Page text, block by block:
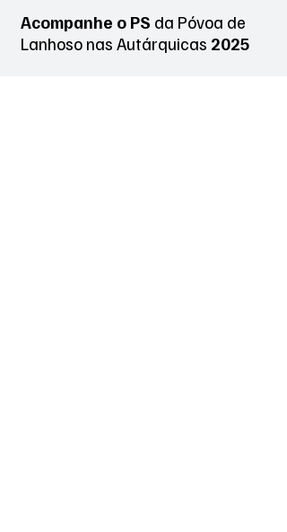
Acompanhe o PS da Póvoa de
Lanhoso nas Autárquicas 2025